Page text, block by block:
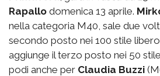
Rapallo domenica 13 aprile.
nella categoria M40, sale due
secondo posto nei 100 stile libero
aggiunge il terzo posto nei 50
podi anche per Claudia Buzzi